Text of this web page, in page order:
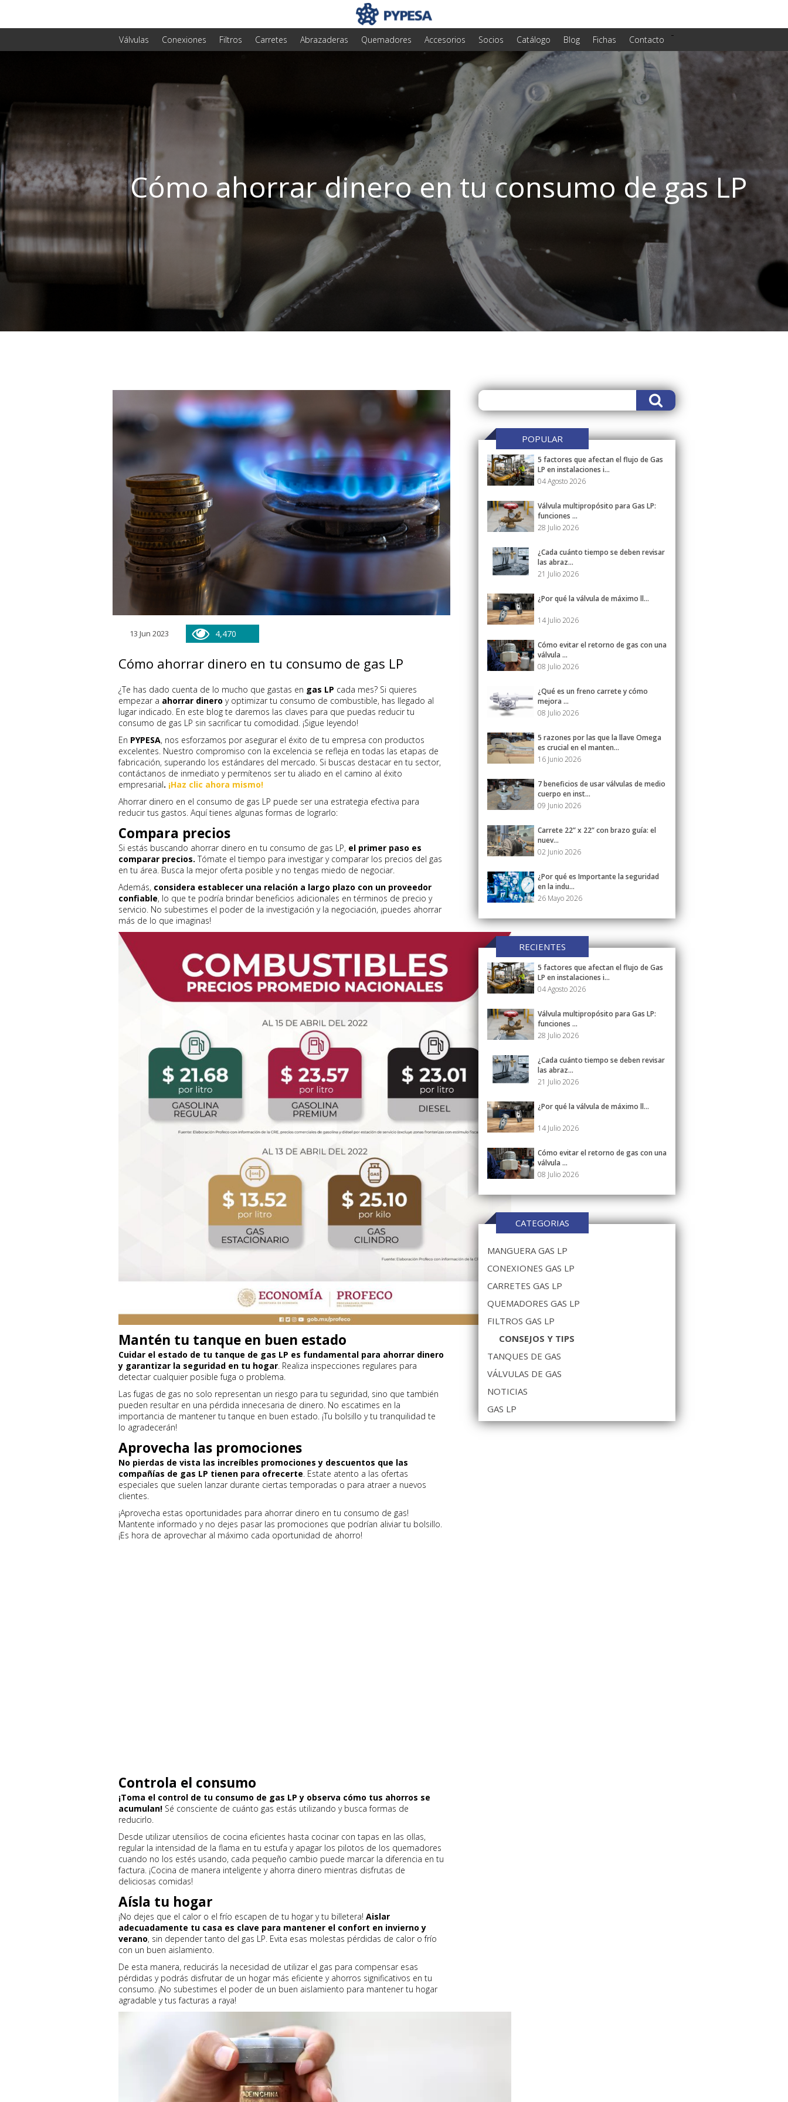
Válvulas Conexiones Filtros Carretes Abrazaderas Quemadores Accesorios Socios -
Catálogo Blog Fichas Contacto
Cómo ahorrar dinero en tu consumo de gas LP
13 Jun 2023 4,470
Cómo ahorrar dinero en tu consumo de gas LP
¿Te has dado cuenta de lo mucho que gastas en gas LP cada mes? Si quieres
empezar a ahorrar dinero y optimizar tu consumo de combustible, has llegado al
lugar indicado. En este blog te daremos las claves para que puedas reducir tu
consumo de gas LP sin sacrificar tu comodidad. ¡Sigue leyendo!
En PYPESA, nos esforzamos por asegurar el éxito de tu empresa con productos
excelentes. Nuestro compromiso con la excelencia se refleja en todas las etapas de
fabricación, superando los estándares del mercado. Si buscas destacar en tu sector,
contáctanos de inmediato y permítenos ser tu aliado en el camino al éxito
empresarial. ¡Haz clic ahora mismo!
Ahorrar dinero en el consumo de gas LP puede ser una estrategia efectiva para
reducir tus gastos. Aquí tienes algunas formas de lograrlo:
Compara precios
Si estás buscando ahorrar dinero en tu consumo de gas LP, el primer paso es
comparar precios.Tómate el tiempo para investigar y comparar los precios del gas
en tu área. Busca la mejor oferta posible y no tengas miedo de negociar.
Además, considera establecer una relación a largo plazo con un proveedor
confiable, lo que te podría brindar beneficios adicionales en términos de precio y
servicio. No subestimes el poder de la investigación y la negociación, ¡puedes ahorrar
más de lo que imaginas!
Mantén tu tanque en buen estado
Cuidar el estado de tu tanque de gas LP es fundamental para ahorrar dinero
y garantizar la seguridad en tu hogar. Realiza inspecciones regulares para
detectar cualquier posible fuga o problema.
Las fugas de gas no solo representan un riesgo para tu seguridad, sino que también
pueden resultar en una pérdida innecesaria de dinero. No escatimes en la
importancia de mantener tu tanque en buen estado. ¡Tu bolsillo y tu tranquilidad te
lo agradecerán!
Aprovecha las promociones
No pierdas de vista las increíbles promociones y descuentos que las
compañías de gas LP tienen para ofrecerte. Estate atento a las ofertas
especiales que suelen lanzar durante ciertas temporadas o para atraer a nuevos
clientes.
¡Aprovecha estas oportunidades para ahorrar dinero en tu consumo de gas!
Mantente informado y no dejes pasar las promociones que podrían aliviar tu bolsillo.
¡Es hora de aprovechar al máximo cada oportunidad de ahorro!
Controla el consumo
¡Toma el control de tu consumo de gas LP y observa cómo tus ahorros se
acumulan! Sé consciente de cuánto gas estás utilizando y busca formas de
reducirlo.
Desde utilizar utensilios de cocina eficientes hasta cocinar con tapas en las ollas,
regular la intensidad de la flama en tu estufa y apagar los pilotos de los quemadores
cuando no los estés usando, cada pequeño cambio puede marcar la diferencia en tu
factura. ¡Cocina de manera inteligente y ahorra dinero mientras disfrutas de
deliciosas comidas!
Aísla tu hogar
¡No dejes que el calor o el frío escapen de tu hogar y tu billetera! Aislar
adecuadamente tu casa es clave para mantener el confort en invierno y
verano, sin depender tanto del gas LP. Evita esas molestas pérdidas de calor o frío
con un buen aislamiento.
De esta manera, reducirás la necesidad de utilizar el gas para compensar esas
pérdidas y podrás disfrutar de un hogar más eficiente y ahorros significativos en tu
consumo. ¡No subestimes el poder de un buen aislamiento para mantener tu hogar
agradable y tus facturas a raya!
POPULAR
5 factores que afectan el flujo de Gas
LP en instalaciones i...
04 Agosto 2026
Válvula multipropósito para Gas LP:
funciones ...
28 Julio 2026
¿Cada cuánto tiempo se deben revisar
las abraz...
21 Julio 2026
¿Por qué la válvula de máximo ll...
14 Julio 2026
Cómo evitar el retorno de gas con una
válvula ...
08 Julio 2026
¿Qué es un freno carrete y cómo
mejora ...
08 Julio 2026
5 razones por las que la llave Omega
es crucial en el manten...
16 Junio 2026
7 beneficios de usar válvulas de medio
cuerpo en inst...
09 Junio 2026
Carrete 22” x 22” con brazo guía: el
nuev...
02 Junio 2026
¿Por qué es Importante la seguridad
en la indu...
26 Mayo 2026
RECIENTES
5 factores que afectan el flujo de Gas
LP en instalaciones i...
04 Agosto 2026
Válvula multipropósito para Gas LP:
funciones ...
28 Julio 2026
¿Cada cuánto tiempo se deben revisar
las abraz...
21 Julio 2026
¿Por qué la válvula de máximo ll...
14 Julio 2026
Cómo evitar el retorno de gas con una
válvula ...
08 Julio 2026
CATEGORIAS
MANGUERA GAS LP
CONEXIONES GAS LP
CARRETES GAS LP
QUEMADORES GAS LP
FILTROS GAS LP
CONSEJOS Y TIPS
TANQUES DE GAS
VÁLVULAS DE GAS
NOTICIAS
GAS LP